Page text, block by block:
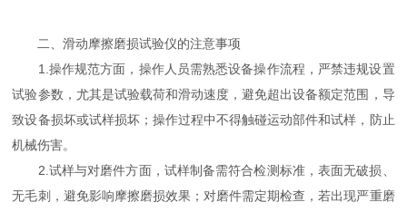
二、滑动摩擦磨损试验仪的注意事项
1.操作规范方面，操作人员需熟悉设备操作流程，严禁违规设置
试验参数，尤其是试验载荷和滑动速度，避免超出设备额定范围，导
致设备损坏或试样损坏；操作过程中不得触碰运动部件和试样，防止
机械伤害。
2.试样与对磨件方面，试样制备需符合检测标准，表面无破损、
无毛刺，避免影响摩擦磨损效果；对磨件需定期检查，若出现严重磨